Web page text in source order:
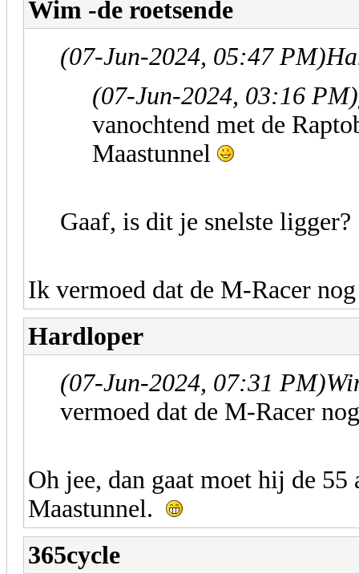
Wim -de roetsende
(07-Jun-2024, 05:47 PM)
(07-Jun-2024, 03:16 PM)
vanochtend met de
Maastunnel
Gaaf, is dit je snelste ligger?
Ik vermoed dat de M-Racer
Hardloper
(07-Jun-2024, 07:31 PM)
vermoed dat de M-Racer
Oh jee, dan gaat moet hij de
Maastunnel.
365cycle